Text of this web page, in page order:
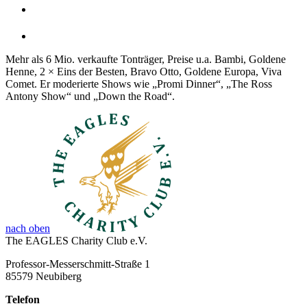
Mehr als 6 Mio. verkaufte Tonträger, Preise u.a. Bambi, Goldene
Henne, 2 × Eins der Besten, Bravo Otto, Goldene Europa, Viva
Comet. Er moderierte Shows wie „Promi Dinner“, „The Ross
Antony Show“ und „Down the Road“.
nach oben
The EAGLES Charity Club e.V.
Professor-Messerschmitt-Straße 1
85579 Neubiberg
Telefon